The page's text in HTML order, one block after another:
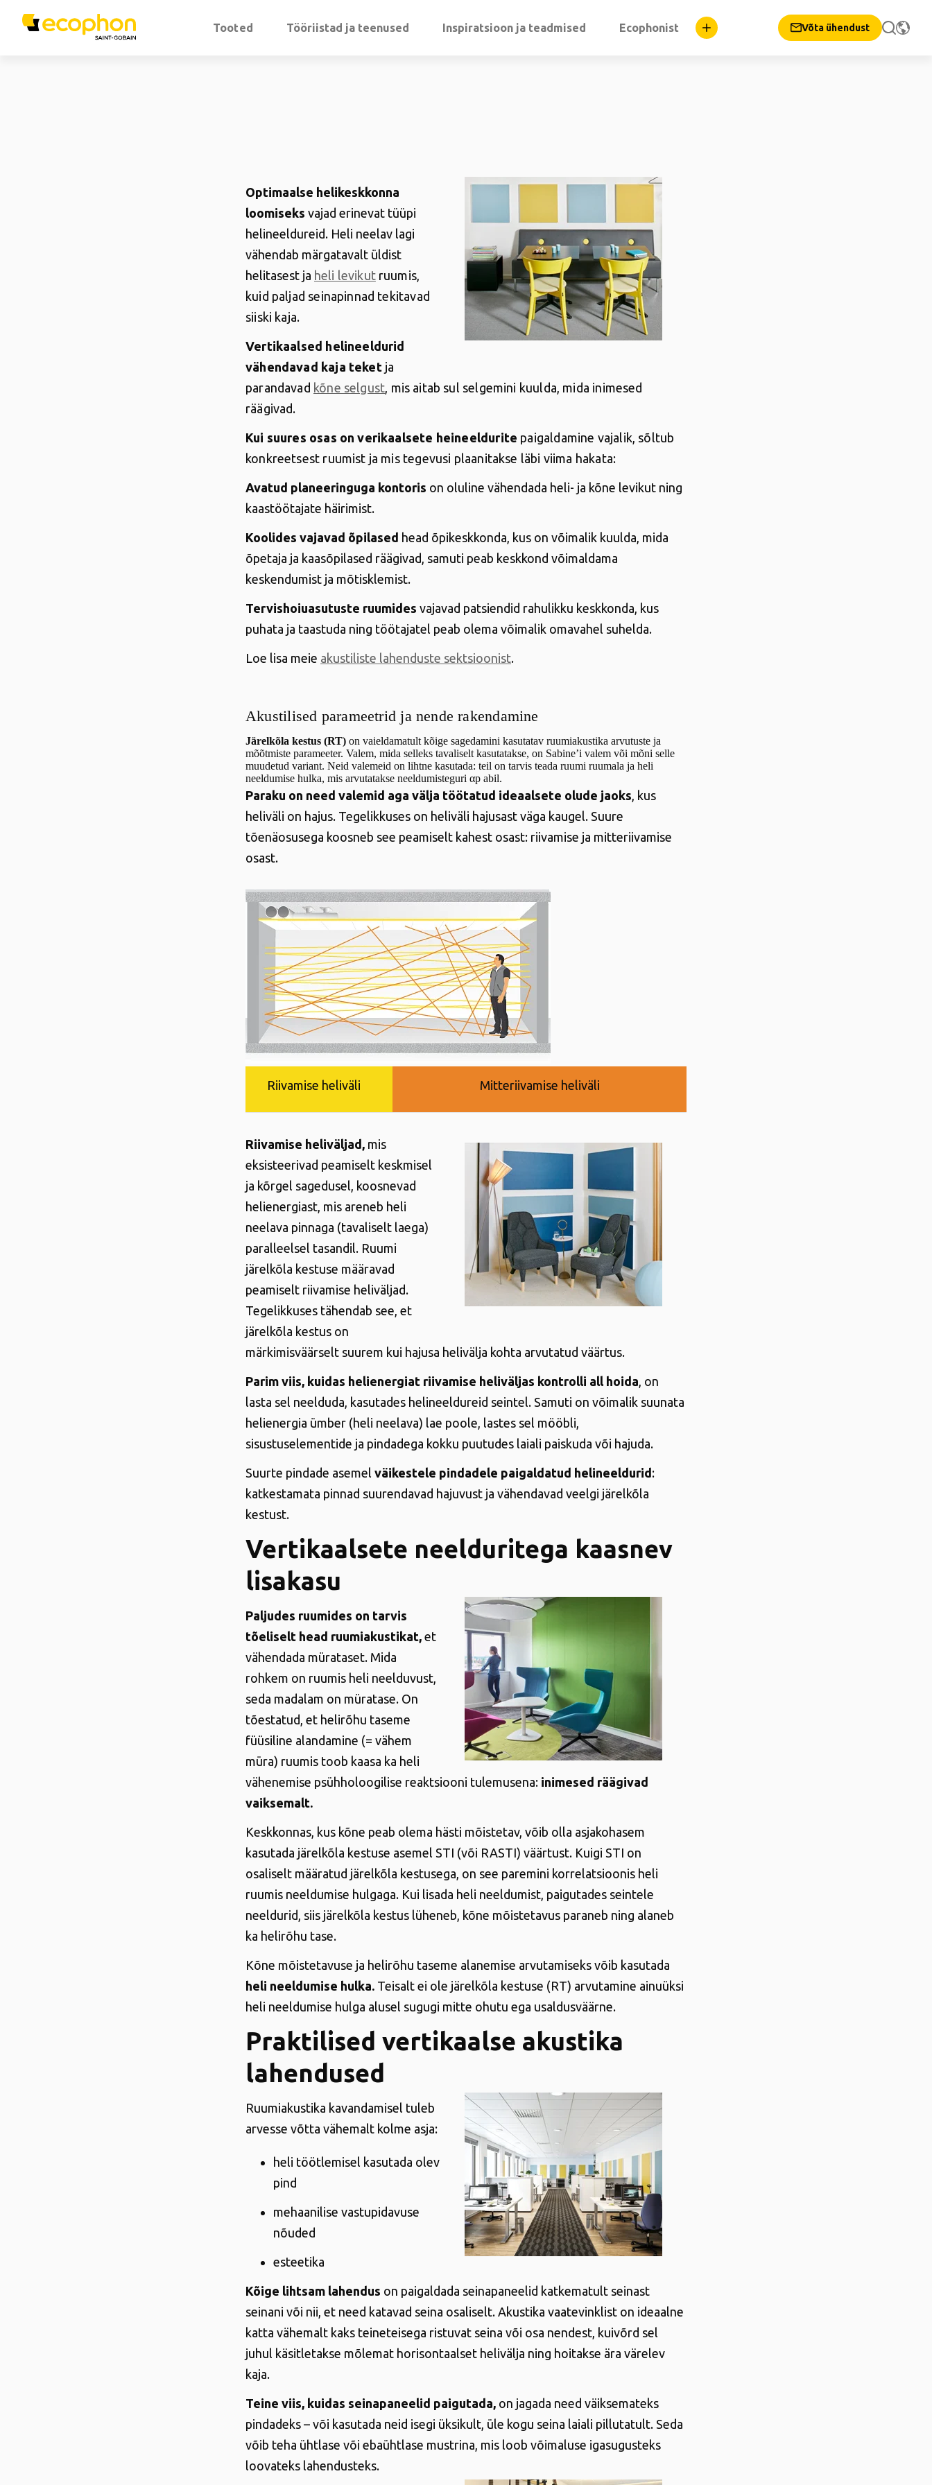
Tooted Tööriistad ja teenused Inspiratsioon ja teadmised Ecophonist Võta ühendust
Optimaalse helikeskkonna
loomiseks vajad erinevat tüüpi
helineeldureid. Heli neelav lagi
vähendab märgatavalt üldist
helitasest ja heli levikut ruumis,
kuid paljad seinapinnad tekitavad
siiski kaja.
Vertikaalsed helineeldurid
vähendavad kaja teketja
parandavad kõne selgust, mis aitab sul selgemini kuulda, mida inimesed
räägivad.
Kui suures osas on verikaalsete heineeldurite paigaldamine vajalik, sõltub
konkreetsest ruumist ja mis tegevusi plaanitakse läbi viima hakata:
Avatud planeeringuga kontoris on oluline vähendada heli- ja kõne levikut ning
kaastöötajate häirimist.
Koolides vajavad õpilased head õpikeskkonda, kus on võimalik kuulda, mida
õpetaja ja kaasõpilased räägivad, samuti peab keskkond võimaldama
keskendumist ja mõtisklemist.
Tervishoiuasutuste ruumides vajavad patsiendid rahulikku keskkonda, kus
puhata ja taastuda ning töötajatel peab olema võimalik omavahel suhelda.
Loe lisa meie akustiliste lahenduste sektsioonist.
Akustilised parameetrid ja nende rakendamine
Järelkõla kestus (RT) on vaieldamatult kõige sagedamini kasutatav ruumiakustika arvutuste ja
mõõtmiste parameeter. Valem, mida selleks tavaliselt kasutatakse, on Sabine’i valem või mõni selle
muudetud variant. Neid valemeid on lihtne kasutada: teil on tarvis teada ruumi ruumala ja heli
neeldumise hulka, mis arvutatakse neeldumisteguri αp abil.
Paraku on need valemid aga välja töötatud ideaalsete olude jaoks, kus
heliväli on hajus. Tegelikkuses on heliväli hajusast väga kaugel. Suure
tõenäosusega koosneb see peamiselt kahest osast: riivamise ja mitteriivamise
osast.
Riivamise heliväli Mitteriivamise heliväli
Riivamise heliväljad, mis
eksisteerivad peamiselt keskmisel
ja kõrgel sagedusel, koosnevad
helienergiast, mis areneb heli
neelava pinnaga (tavaliselt laega)
paralleelsel tasandil. Ruumi
järelkõla kestuse määravad
peamiselt riivamise heliväljad.
Tegelikkuses tähendab see, et
järelkõla kestus on
märkimisväärselt suurem kui hajusa helivälja kohta arvutatud väärtus.
Parim viis, kuidas helienergiat riivamise heliväljas kontrolli all hoida, on
lasta sel neelduda, kasutades helineeldureid seintel. Samuti on võimalik suunata
helienergia ümber (heli neelava) lae poole, lastes sel mööbli,
sisustuselementide ja pindadega kokku puutudes laiali paiskuda või hajuda.
Suurte pindade asemel väikestele pindadele paigaldatud helineeldurid :
katkestamata pinnad suurendavad hajuvust ja vähendavad veelgi järelkõla
kestust.
Vertikaalsete neelduritega kaasnev
lisakasu
Paljudes ruumides on tarvis
tõeliselt head ruumiakustikat, et
vähendada mürataset. Mida
rohkem on ruumis heli neelduvust,
seda madalam on müratase. On
tõestatud, et helirõhu taseme
füüsiline alandamine (= vähem
müra) ruumis toob kaasa ka heli
vähenemise psühholoogilise reaktsiooni tulemusena: inimesed räägivad
vaiksemalt.
Keskkonnas, kus kõne peab olema hästi mõistetav, võib olla asjakohasem
kasutada järelkõla kestuse asemel STI (või RASTI) väärtust. Kuigi STI on
osaliselt määratud järelkõla kestusega, on see paremini korrelatsioonis heli
ruumis neeldumise hulgaga. Kui lisada heli neeldumist, paigutades seintele
neeldurid, siis järelkõla kestus lüheneb, kõne mõistetavus paraneb ning alaneb
ka helirõhu tase.
Kõne mõistetavuse ja helirõhu taseme alanemise arvutamiseks võib kasutada
heli neeldumise hulka. Teisalt ei ole järelkõla kestuse (RT) arvutamine ainuüksi
heli neeldumise hulga alusel sugugi mitte ohutu ega usaldusväärne.
Praktilised vertikaalse akustika
lahendused
Ruumiakustika kavandamisel tuleb
arvesse võtta vähemalt kolme asja:
heli töötlemisel kasutada olev
pind
mehaanilise vastupidavuse
nõuded
esteetika
Kõige lihtsam lahendus on paigaldada seinapaneelid katkematult seinast
seinani või nii, et need katavad seina osaliselt. Akustika vaatevinklist on ideaalne
katta vähemalt kaks teineteisega ristuvat seina või osa nendest, kuivõrd sel
juhul käsitletakse mõlemat horisontaalset helivälja ning hoitakse ära värelev
kaja.
Teine viis, kuidas seinapaneelid paigutada, on jagada need väiksemateks
pindadeks – või kasutada neid isegi üksikult, üle kogu seina laiali pillutatult. Seda
võib teha ühtlase või ebaühtlase mustrina, mis loob võimaluse igasugusteks
loovateks lahendusteks.